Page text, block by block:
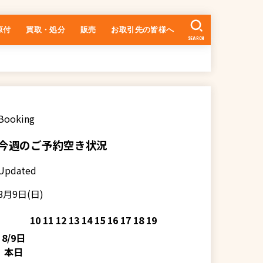
付 買取・処分 販売 お取引先の皆様へ
SEARCH